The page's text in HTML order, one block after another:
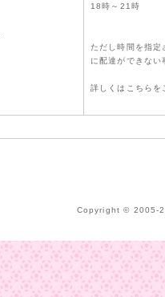
18時～21時
ただし時間を指定
に配達ができな
詳しくはこちらを
Copyright © 2005-